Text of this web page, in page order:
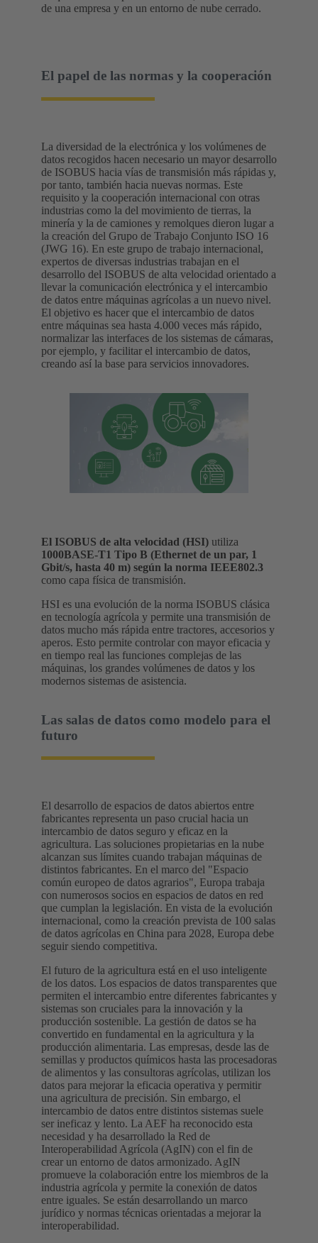
de una empresa y en un entorno de nube cerrado.
El papel de las normas y la cooperación
La diversidad de la electrónica y los volúmenes de
datos recogidos hacen necesario un mayor desarrollo
de ISOBUS hacia vías de transmisión más rápidas y,
por tanto, también hacia nuevas normas. Este
requisito y la cooperación internacional con otras
industrias como la del movimiento de tierras, la
minería y la de camiones y remolques dieron lugar a
la creación del Grupo de Trabajo Conjunto ISO 16
(JWG 16). En este grupo de trabajo internacional,
expertos de diversas industrias trabajan en el
desarrollo del ISOBUS de alta velocidad orientado a
llevar la comunicación electrónica y el intercambio
de datos entre máquinas agrícolas a un nuevo nivel.
El objetivo es hacer que el intercambio de datos
entre máquinas sea hasta 4.000 veces más rápido,
normalizar las interfaces de los sistemas de cámaras,
por ejemplo, y facilitar el intercambio de datos,
creando así la base para servicios innovadores.
El ISOBUS de alta velocidad (HSI) utiliza
1000BASE-T1 Tipo B (Ethernet de un par, 1
Gbit/s, hasta 40 m) según la norma IEEE802.3
como capa física de transmisión.
HSI es una evolución de la norma ISOBUS clásica
en tecnología agrícola y permite una transmisión de
datos mucho más rápida entre tractores, accesorios y
aperos. Esto permite controlar con mayor eficacia y
en tiempo real las funciones complejas de las
máquinas, los grandes volúmenes de datos y los
modernos sistemas de asistencia.
Las salas de datos como modelo para el
futuro
El desarrollo de espacios de datos abiertos entre
fabricantes representa un paso crucial hacia un
intercambio de datos seguro y eficaz en la
agricultura. Las soluciones propietarias en la nube
alcanzan sus límites cuando trabajan máquinas de
distintos fabricantes. En el marco del "Espacio
común europeo de datos agrarios", Europa trabaja
con numerosos socios en espacios de datos en red
que cumplan la legislación. En vista de la evolución
internacional, como la creación prevista de 100 salas
de datos agrícolas en China para 2028, Europa debe
seguir siendo competitiva.
El futuro de la agricultura está en el uso inteligente
de los datos. Los espacios de datos transparentes que
permiten el intercambio entre diferentes fabricantes y
sistemas son cruciales para la innovación y la
producción sostenible. La gestión de datos se ha
convertido en fundamental en la agricultura y la
producción alimentaria. Las empresas, desde las de
semillas y productos químicos hasta las procesadoras
de alimentos y las consultoras agrícolas, utilizan los
datos para mejorar la eficacia operativa y permitir
una agricultura de precisión. Sin embargo, el
intercambio de datos entre distintos sistemas suele
ser ineficaz y lento. La AEF ha reconocido esta
necesidad y ha desarrollado la Red de
Interoperabilidad Agrícola (AgIN) con el fin de
crear un entorno de datos armonizado. AgIN
promueve la colaboración entre los miembros de la
industria agrícola y permite la conexión de datos
entre iguales. Se están desarrollando un marco
jurídico y normas técnicas orientadas a mejorar la
interoperabilidad.